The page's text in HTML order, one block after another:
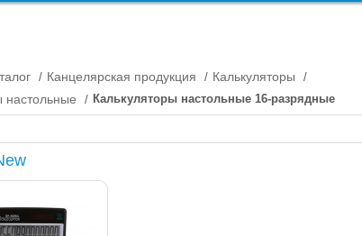
/ Канцелярская продукция / Калькуляторы /
настольные / Калькуляторы настольные 16-разрядные